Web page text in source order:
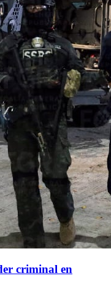
criminal en